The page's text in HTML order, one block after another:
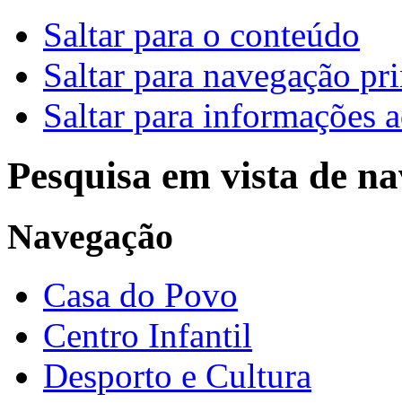
Saltar para o conteúdo
Saltar para navegação
Saltar para informações
Pesquisa em vista de
Navegação
Casa do Povo
Centro Infantil
Desporto e Cultura